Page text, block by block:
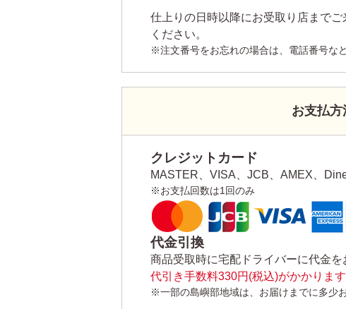
仕上りの日時以降にお受取り店まで
ください。
※注文番号をお忘れの場合は、電話番号な
お支払方
クレジットカード
MASTER、VISA、JCB、AMEX、
※お支払回数は1回のみ
代金引換
商品受取時に宅配ドライバーに代金を
代引き手数料330円(税込)がかかります
※一部の島嶼部地域は、お届けまでに多少